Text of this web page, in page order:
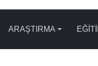
ARAŞTIRMA